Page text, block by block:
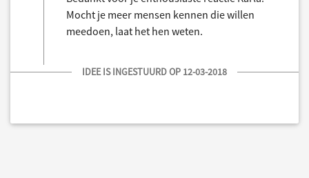
Mocht je meer mensen kennen die willen
meedoen, laat het hen weten.
IDEE IS INGESTUURD OP 12-03-2018